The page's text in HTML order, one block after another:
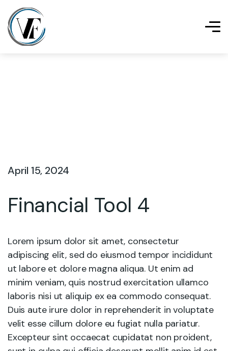
April 15, 2024
Financial Tool 4
Lorem ipsum dolor sit amet, consectetur
adipiscing elit, sed do eiusmod tempor incididunt
ut labore et dolore magna aliqua. Ut enim ad
minim veniam, quis nostrud exercitation ullamco
laboris nisi ut aliquip ex ea commodo consequat.
Duis aute irure dolor in reprehenderit in voluptate
velit esse cillum dolore eu fugiat nulla pariatur.
Excepteur sint occaecat cupidatat non proident,